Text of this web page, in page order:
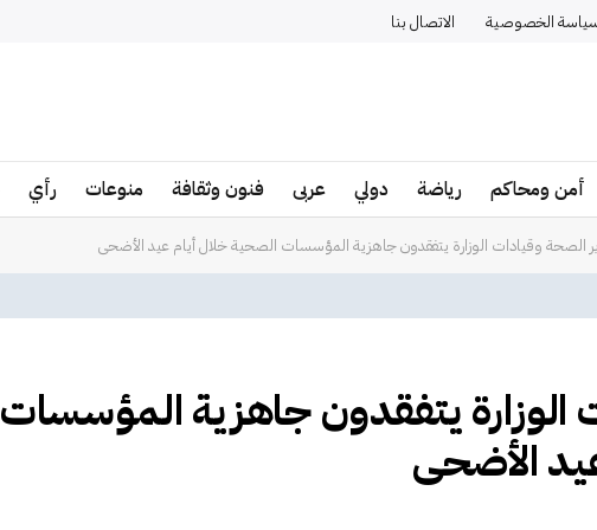
الخصوصية الاتصال بنا
أمن ومحاكم رياضة دولي عربى فنون وثقافة منوعات رأي
الصحة وقيادات الوزارة يتفقدون جاهزية المؤسسات الصحية خلال أيام عيد الأضحى
الوزارة يتفقدون جاهزية المؤسسات
الأضحى